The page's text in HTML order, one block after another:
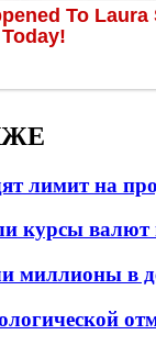
лимит на
курсы валют
миллионы в